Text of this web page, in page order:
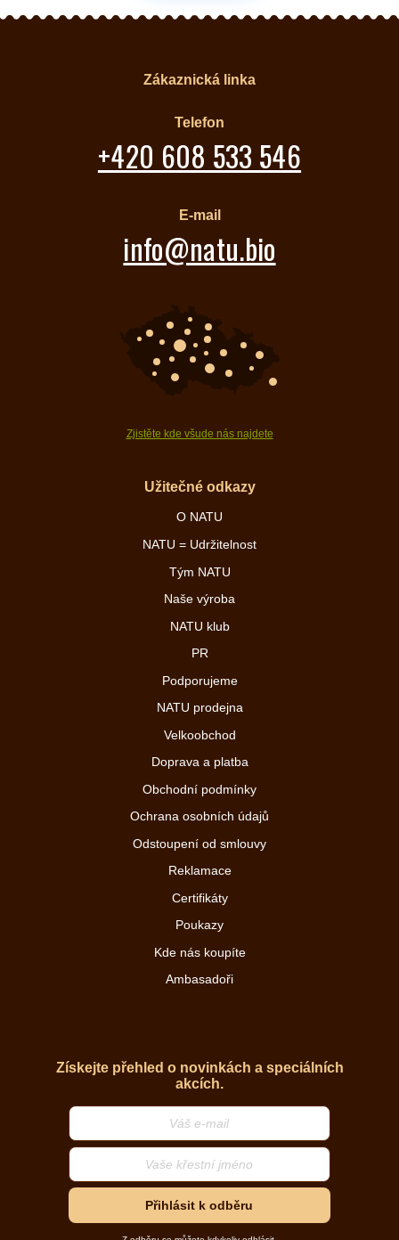
Zákaznická linka
Telefon
+420 608 533 546
E-mail
info@natu.bio
Zjistěte kde všude nás najdete
Užitečné odkazy
O NATU
NATU = Udržitelnost
Tým NATU
Naše výroba
NATU klub
PR
Podporujeme
NATU prodejna
Velkoobchod
Doprava a platba
Obchodní podmínky
Ochrana osobních údajů
Odstoupení od smlouvy
Reklamace
Certifikáty
Poukazy
Kde nás koupíte
Ambasadoři
Získejte přehled o novinkách a speciálních
akcích.
Přihlásit k odběru